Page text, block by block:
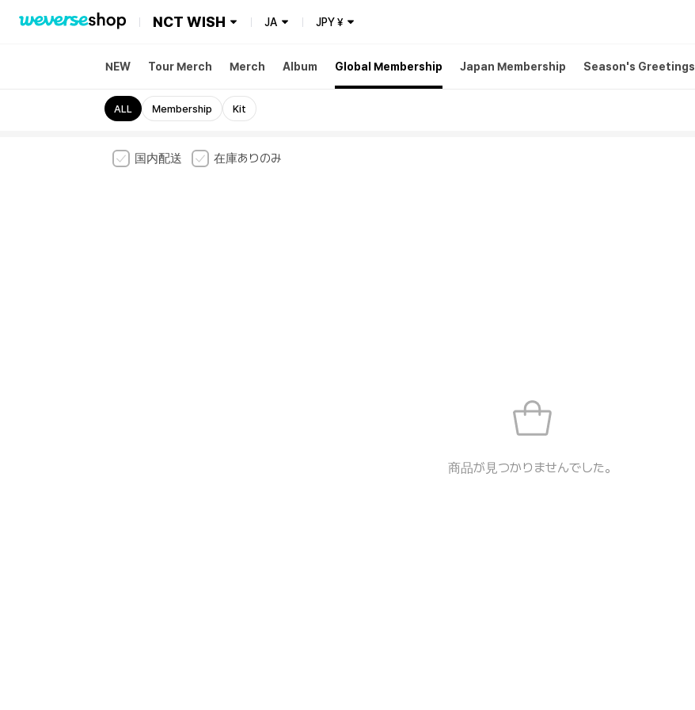
NCT WISH JA JPY¥
NEW Tour Merch Merch Album Global Membership Japan Membership Season's Greetings
ALL Membership Kit
国内配送 在庫ありのみ
商品が見つかりませんでした。